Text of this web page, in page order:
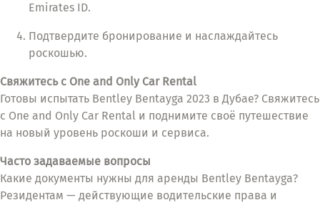
Emirates ID.
Подтвердите бронирование и наслаждайтесь
роскошью.
Свяжитесь с One and Only Car Rental
Готовы испытать Bentley Bentayga 2023 в Дубае? Свяжитесь
с One and Only Car Rental и поднимите своё путешествие
на новый уровень роскоши и сервиса.
Часто задаваемые вопросы
Какие документы нужны для аренды Bentley Bentayga?
Резидентам — действующие водительские права и